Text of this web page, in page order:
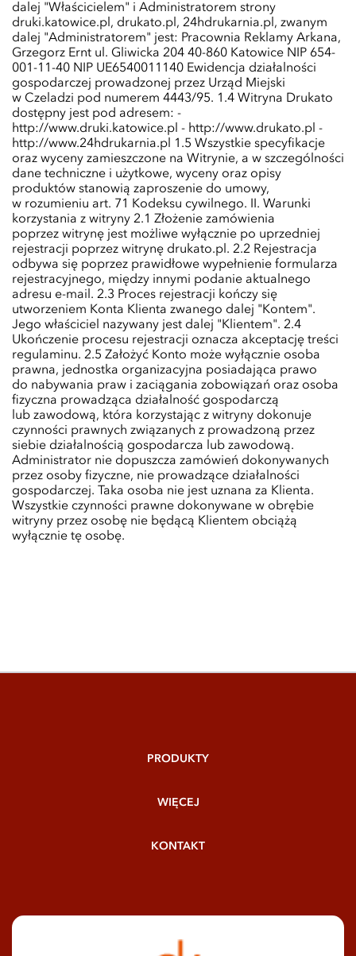
dalej "Właścicielem" i Administratorem strony
druki.katowice.pl, drukato.pl, 24hdrukarnia.pl, zwanym
dalej "Administratorem" jest: Pracownia Reklamy Arkana,
Grzegorz Ernt ul. Gliwicka 204 40-860 Katowice NIP 654-
001-11-40 NIP UE6540011140 Ewidencja działalności
gospodarczej prowadzonej przez Urząd Miejski
w Czeladzi pod numerem 4443/95. 1.4 Witryna Drukato
dostępny jest pod adresem: -
http://www.druki.katowice.pl - http://www.drukato.pl -
http://www.24hdrukarnia.pl 1.5 Wszystkie specyfikacje
oraz wyceny zamieszczone na Witrynie, a w szczególności
dane techniczne i użytkowe, wyceny oraz opisy
produktów stanowią zaproszenie do umowy,
w rozumieniu art. 71 Kodeksu cywilnego. II. Warunki
korzystania z witryny 2.1 Złożenie zamówienia
poprzez witrynę jest możliwe wyłącznie po uprzedniej
rejestracji poprzez witrynę drukato.pl. 2.2 Rejestracja
odbywa się poprzez prawidłowe wypełnienie formularza
rejestracyjnego, między innymi podanie aktualnego
adresu e-mail. 2.3 Proces rejestracji kończy się
utworzeniem Konta Klienta zwanego dalej "Kontem".
Jego właściciel nazywany jest dalej "Klientem". 2.4
Ukończenie procesu rejestracji oznacza akceptację treści
regulaminu. 2.5 Założyć Konto może wyłącznie osoba
prawna, jednostka organizacyjna posiadająca prawo
do nabywania praw i zaciągania zobowiązań oraz osoba
fizyczna prowadząca działalność gospodarczą
lub zawodową, która korzystając z witryny dokonuje
czynności prawnych związanych z prowadzoną przez
siebie działalnością gospodarcza lub zawodową.
Administrator nie dopuszcza zamówień dokonywanych
przez osoby fizyczne, nie prowadzące działalności
gospodarczej. Taka osoba nie jest uznana za Klienta.
Wszystkie czynności prawne dokonywane w obrębie
witryny przez osobę nie będącą Klientem obciążą
wyłącznie tę osobę.
PRODUKTY
WIĘCEJ
KONTAKT